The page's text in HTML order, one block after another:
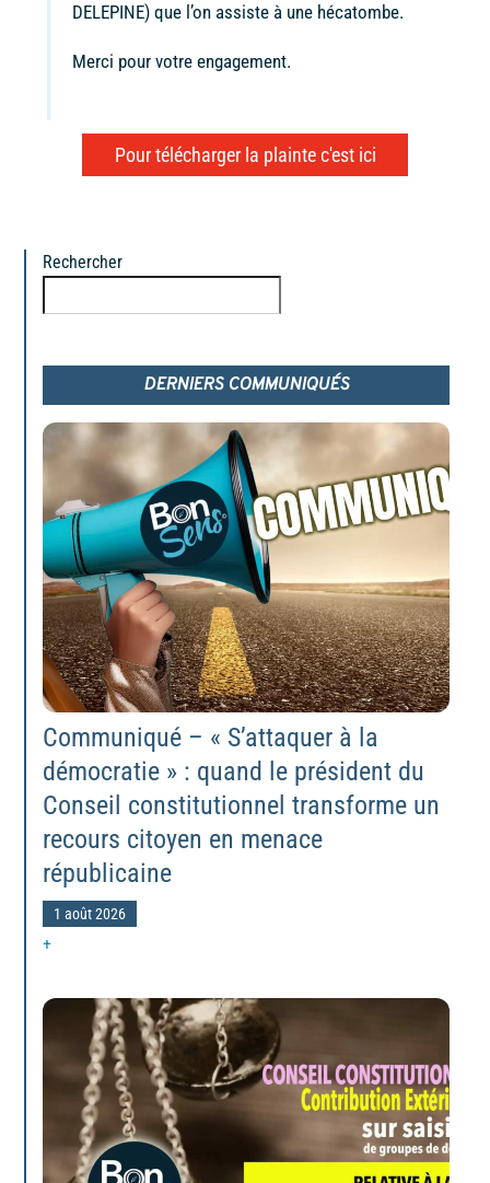
DELEPINE) que l’on assiste à une hécatombe.
Merci pour votre engagement.
Pour télécharger la plainte c'est ici
Rechercher
DERNIERS COMMUNIQUÉS
Communiqué – « S’attaquer à la
démocratie » : quand le président du
Conseil constitutionnel transforme un
recours citoyen en menace
républicaine
1 août 2026
+